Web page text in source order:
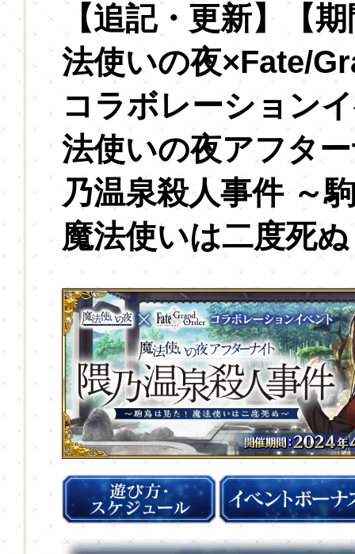
【追記・更新】【
法使いの夜×Fate/
コラボレーション
法使いの夜アフタ
乃温泉殺人事件 ～
魔法使いは二度死